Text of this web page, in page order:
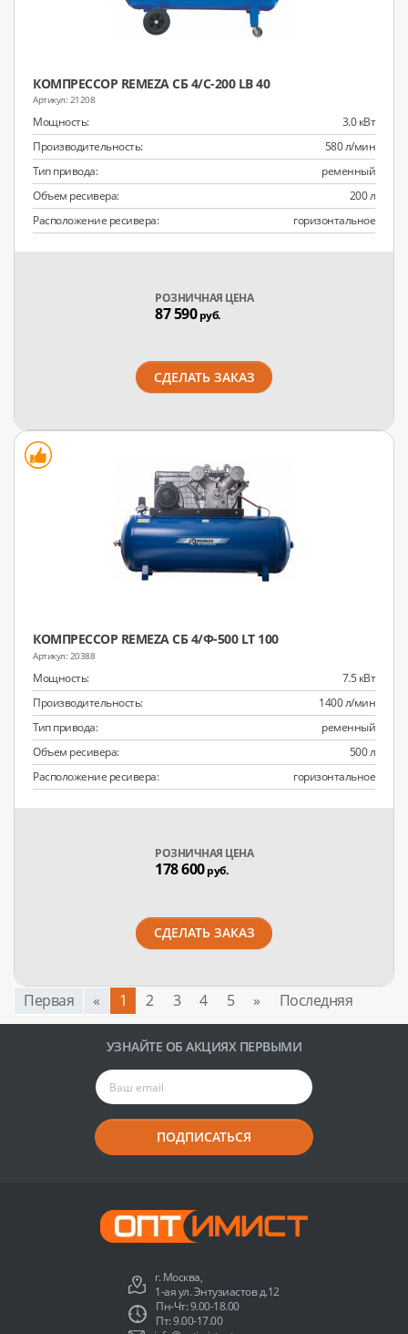
КОМПРЕССОР REMEZA СБ 4/С-200 LB 40
21208
Мощность:
3.0 кВт
Производительность:
580 л/мин
Тип привода:
ременный
Объем ресивера:
200 л
Расположение ресивера:
горизонтальное
РОЗНИЧНАЯ ЦЕНА
87 590руб.
СДЕЛАТЬ ЗАКАЗ
КОМПРЕССОР REMEZA СБ 4/Ф-500 LT 100
20388
Мощность:
7.5 кВт
Производительность:
1400 л/мин
Тип привода:
ременный
Объем ресивера:
500 л
Расположение ресивера:
горизонтальное
РОЗНИЧНАЯ ЦЕНА
178 600руб.
СДЕЛАТЬ ЗАКАЗ
Первая « 1 2 3 4 5 » Последняя
УЗНАЙТЕ ОБ АКЦИЯХ ПЕРВЫМИ
ПОДПИСАТЬСЯ
г. Москва,
1-ая ул. Энтузиастов д.12
Пн-Чт: 9.00-18.00
Пт: 9.00-17.00